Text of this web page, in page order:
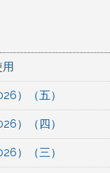
）（五）
）（四）
）（三）